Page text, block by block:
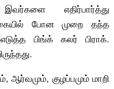
எதிர்பார்த்து
போன முறை தந்த
பிங்க் கலர் பிராக்.
ஆர்வமும், குழப்பமும் மாறி